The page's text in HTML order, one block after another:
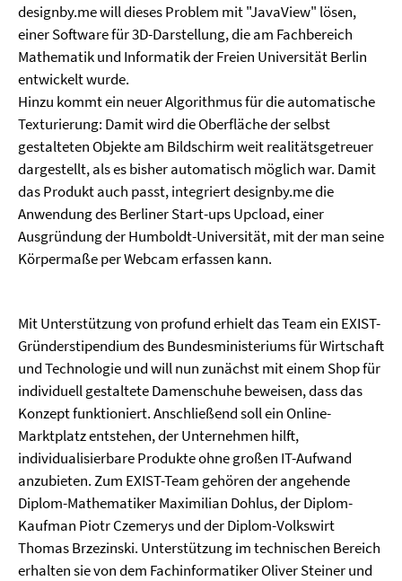
designby.me will dieses Problem mit "JavaView" lösen,
einer Software für 3D-Darstellung, die am Fachbereich
Mathematik und Informatik der Freien Universität Berlin
entwickelt wurde.
Hinzu kommt ein neuer Algorithmus für die automatische
Texturierung: Damit wird die Oberfläche der selbst
gestalteten Objekte am Bildschirm weit realitätsgetreuer
dargestellt, als es bisher automatisch möglich war. Damit
das Produkt auch passt, integriert designby.me die
Anwendung des Berliner Start-ups Upcload, einer
Ausgründung der Humboldt-Universität, mit der man seine
Körpermaße per Webcam erfassen kann.
Mit Unterstützung von profund erhielt das Team ein EXIST-
Gründerstipendium des Bundesministeriums für Wirtschaft
und Technologie und will nun zunächst mit einem Shop für
individuell gestaltete Damenschuhe beweisen, dass das
Konzept funktioniert. Anschließend soll ein Online-
Marktplatz entstehen, der Unternehmen hilft,
individualisierbare Produkte ohne großen IT-Aufwand
anzubieten. Zum EXIST-Team gehören der angehende
Diplom-Mathematiker Maximilian Dohlus, der Diplom-
Kaufman Piotr Czemerys und der Diplom-Volkswirt
Thomas Brzezinski. Unterstützung im technischen Bereich
erhalten sie von dem Fachinformatiker Oliver Steiner und